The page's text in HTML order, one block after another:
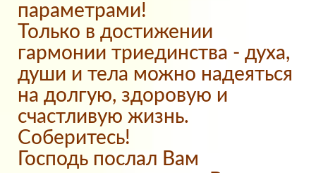
параметрами!
Только в достижении
гармонии триединства - духа,
души и тела можно надеяться
на долгую, здоровую и
счастливую жизнь.
Соберитесь!
Господь послал Вам